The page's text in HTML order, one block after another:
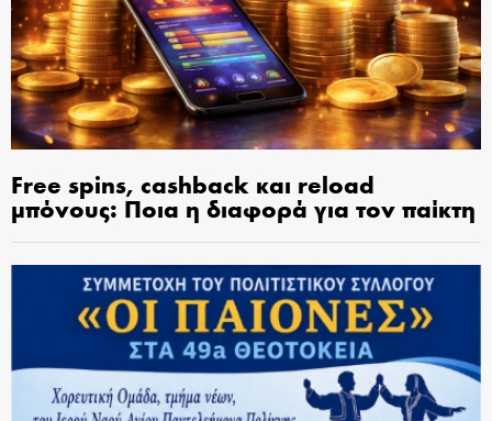
Free spins, cashback και reload
μπόνους: Ποια η διαφορά για τον παίκτη